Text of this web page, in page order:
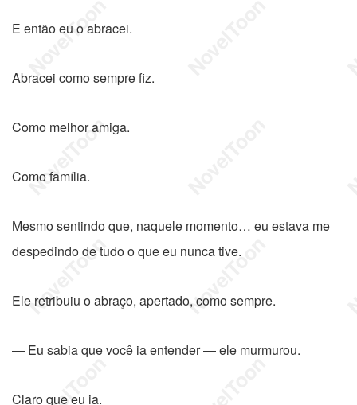
E então eu o abracei.
Abracei como sempre fiz.
Como melhor amiga.
Como família.
Mesmo sentindo que, naquele momento… eu estava me
despedindo de tudo o que eu nunca tive.
Ele retribuiu o abraço, apertado, como sempre.
— Eu sabia que você ia entender — ele murmurou.
Claro que eu ia.